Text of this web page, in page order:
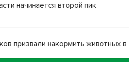
начинается второй пик
призвали накормить животных в